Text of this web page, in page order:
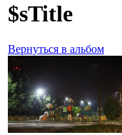
$sTitle
Вернуться в альбом